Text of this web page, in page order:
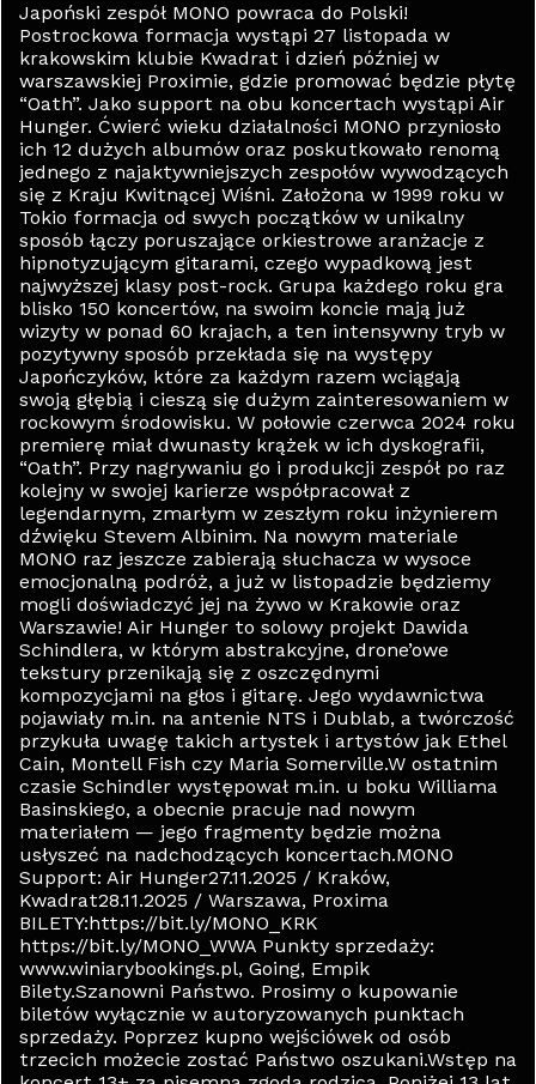
Japoński zespół MONO powraca do Polski!
Postrockowa formacja wystąpi 27 listopada w
krakowskim klubie Kwadrat i dzień później w
warszawskiej Proximie, gdzie promować będzie płytę
“Oath”. Jako support na obu koncertach wystąpi Air
Hunger. Ćwierć wieku działalności MONO przyniosło
ich 12 dużych albumów oraz poskutkowało renomą
jednego z najaktywniejszych zespołów wywodzących
się z Kraju Kwitnącej Wiśni. Założona w 1999 roku w
Tokio formacja od swych początków w unikalny
sposób łączy poruszające orkiestrowe aranżacje z
hipnotyzującym gitarami, czego wypadkową jest
najwyższej klasy post-rock. Grupa każdego roku gra
blisko 150 koncertów, na swoim koncie mają już
wizyty w ponad 60 krajach, a ten intensywny tryb w
pozytywny sposób przekłada się na występy
Japończyków, które za każdym razem wciągają
swoją głębią i cieszą się dużym zainteresowaniem w
rockowym środowisku. W połowie czerwca 2024 roku
premierę miał dwunasty krążek w ich dyskografii,
“Oath”. Przy nagrywaniu go i produkcji zespół po raz
kolejny w swojej karierze współpracował z
legendarnym, zmarłym w zeszłym roku inżynierem
dźwięku Stevem Albinim. Na nowym materiale
MONO raz jeszcze zabierają słuchacza w wysoce
emocjonalną podróż, a już w listopadzie będziemy
mogli doświadczyć jej na żywo w Krakowie oraz
Warszawie! Air Hunger to solowy projekt Dawida
Schindlera, w którym abstrakcyjne, drone’owe
tekstury przenikają się z oszczędnymi
kompozycjami na głos i gitarę. Jego wydawnictwa
pojawiały m.in. na antenie NTS i Dublab, a twórczość
przykuła uwagę takich artystek i artystów jak Ethel
Cain, Montell Fish czy Maria Somerville.W ostatnim
czasie Schindler występował m.in. u boku Williama
Basinskiego, a obecnie pracuje nad nowym
materiałem — jego fragmenty będzie można
usłyszeć na nadchodzących koncertach.MONO
Support: Air Hunger27.11.2025 / Kraków,
Kwadrat28.11.2025 / Warszawa, Proxima
BILETY:https://bit.ly/MONO_KRK
https://bit.ly/MONO_WWA Punkty sprzedaży:
www.winiarybookings.pl, Going, Empik
Bilety.Szanowni Państwo. Prosimy o kupowanie
biletów wyłącznie w autoryzowanych punktach
sprzedaży. Poprzez kupno wejściówek od osób
trzecich możecie zostać Państwo oszukani.Wstęp na